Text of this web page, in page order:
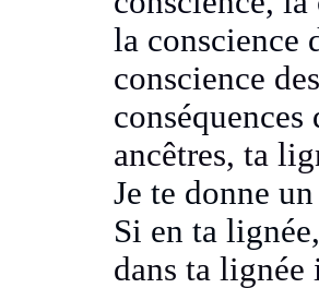
la conscience
conscience
ancêtres, ta
Je te donne
Si en ta
dans ta lignée